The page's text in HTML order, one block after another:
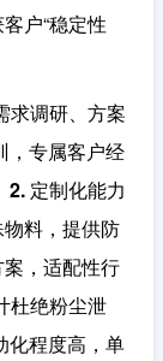
户“稳定性
求调研、方案
，专属客户经
2. 定制化能力
料，提供防
，适配性行
杜绝粉尘泄
化程度高，单